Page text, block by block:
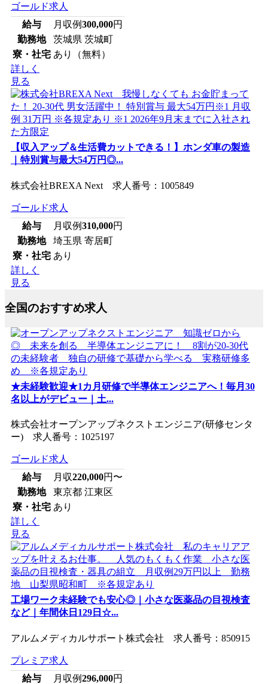
ゴールド求人
給与
月収例300,000円
勤務地
茨城県 茨城町
寮・社宅 あり（無料）
詳しく
見る
【収入アップ＆生活費カットできる！】ホンダ車の製造
｜特別賞与最大54万円◎...
株式会社BREXA Next 求人番号：1005849
ゴールド求人
給与
月収例310,000円
勤務地
埼玉県 寄居町
寮・社宅 あり
詳しく
見る
全国のおすすめ求人
★未経験歓迎★1カ月研修で半導体エンジニアへ！毎月30
名以上がデビュー｜土...
株式会社オープンアップネクストエンジニア(研修センタ
ー) 求人番号：1025197
ゴールド求人
給与
月収220,000円〜
勤務地
東京都 江東区
寮・社宅 あり
詳しく
見る
工場ワーク未経験でも安心◎｜小さな医薬品の目視検査
など｜年間休日129日☆...
アルムメディカルサポート株式会社 求人番号：850915
プレミア求人
給与
月収例296,000円